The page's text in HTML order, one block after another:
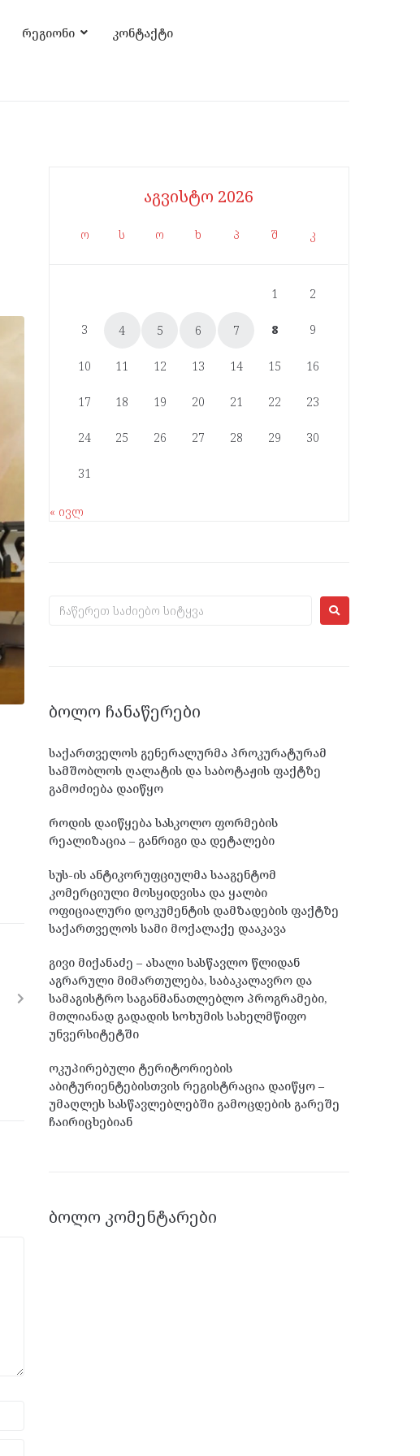
რეგიონი კონტაქტი
აგვისტო 2026
ო ს ო ხ პ შ კ
1 2
3 4 5 6 7 8 9
10 11 12 13 14 15 16
17 18 19 20 21 22 23
24 25 26 27 28 29 30
31
« ივლ
ᲑᲝᲚᲝ ᲩᲐᲜᲐᲬᲔᲠᲔᲑᲘ
საქართველოს გენერალურმა პროკურატურამ
სამშობლოს ღალატის და საბოტაჟის ფაქტზე
გამოძიება დაიწყო
როდის დაიწყება სასკოლო ფორმების
რეალიზაცია – განრიგი და დეტალები
სუს-ის ანტიკორუფციულმა სააგენტომ
კომერციული მოსყიდვისა და ყალბი
ოფიციალური დოკუმენტის დამზადების ფაქტზე
საქართველოს სამი მოქალაქე დააკავა
გივი მიქანაძე – ახალი სასწავლო წლიდან
აგრარული მიმართულება, საბაკალავრო და
სამაგისტრო საგანმანათლებლო პროგრამები,
მთლიანად გადადის სოხუმის სახელმწიფო
უნვერსიტეტში
ოკუპირებული ტერიტორიების
აბიტურიენტებისთვის რეგისტრაცია დაიწყო –
უმაღლეს სასწავლებლებში გამოცდების გარეშე
ჩაირიცხებიან
ᲑᲝᲚᲝ ᲙᲝᲛᲔᲜᲢᲐᲠᲔᲑᲘ